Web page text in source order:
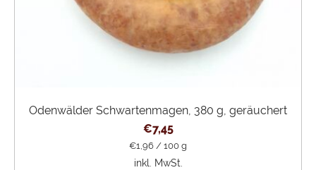
Odenwälder Schwartenmagen, 380 g, geräuchert
€7,45
€1,96 / 100 g
inkl. MwSt.